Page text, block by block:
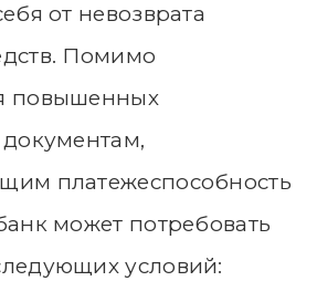
от невозврата
Помимо
повышенных
платежеспособность
может потребовать
условий: